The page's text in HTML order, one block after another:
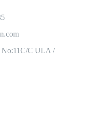
No:11C/C ULA /